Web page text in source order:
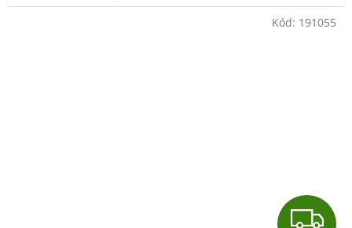
Z
Kód: 191055